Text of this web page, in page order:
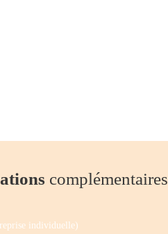
complémentaires
individuelle)